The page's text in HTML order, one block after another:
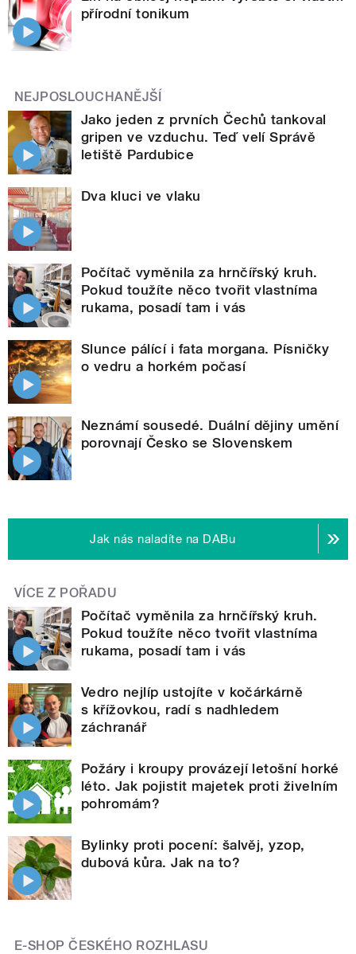
přírodní tonikum
NEJPOSLOUCHANĚJŠÍ
Jako jeden z prvních Čechů tankoval
gripen ve vzduchu. Teď velí Správě
letiště Pardubice
Dva kluci ve vlaku
Počítač vyměnila za hrnčířský kruh.
Pokud toužíte něco tvořit vlastníma
rukama, posadí tam i vás
Slunce pálící i fata morgana. Písničky
o vedru a horkém počasí
Neznámí sousedé. Duální dějiny umění
porovnají Česko se Slovenskem
Jak nás naladíte na DABu
VÍCE Z POŘADU
Počítač vyměnila za hrnčířský kruh.
Pokud toužíte něco tvořit vlastníma
rukama, posadí tam i vás
Vedro nejlíp ustojíte v kočárkárně
s křížovkou, radí s nadhledem
záchranář
Požáry i kroupy provázejí letošní horké
léto. Jak pojistit majetek proti živelním
pohromám?
Bylinky proti pocení: šalvěj, yzop,
dubová kůra. Jak na to?
E-SHOP ČESKÉHO ROZHLASU